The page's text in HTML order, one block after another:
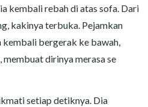
kembali rebah di atas sofa. Dari
kakinya terbuka. Pejamkan
kembali bergerak ke bawah,
membuat dirinya merasa se
setiap detiknya. Dia